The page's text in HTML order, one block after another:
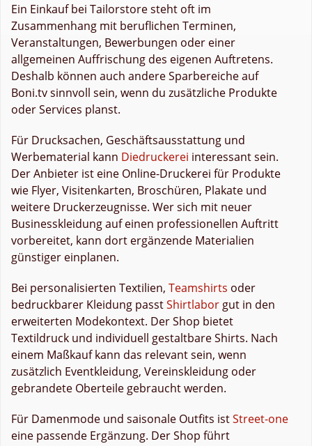
Ein Einkauf bei Tailorstore steht oft im
Zusammenhang mit beruflichen Terminen,
Veranstaltungen, Bewerbungen oder einer
allgemeinen Auffrischung des eigenen Auftretens.
Deshalb können auch andere Sparbereiche auf
Boni.tv sinnvoll sein, wenn du zusätzliche Produkte
oder Services planst.
Für Drucksachen, Geschäftsausstattung und
Werbematerial kann Diedruckerei interessant sein.
Der Anbieter ist eine Online-Druckerei für Produkte
wie Flyer, Visitenkarten, Broschüren, Plakate und
weitere Druckerzeugnisse. Wer sich mit neuer
Businesskleidung auf einen professionellen Auftritt
vorbereitet, kann dort ergänzende Materialien
günstiger einplanen.
Bei personalisierten Textilien, Teamshirts oder
bedruckbarer Kleidung passtShirtlabor gut in den
erweiterten Modekontext. Der Shop bietet
Textildruck und individuell gestaltbare Shirts. Nach
einem Maßkauf kann das relevant sein, wenn
zusätzlich Eventkleidung, Vereinskleidung oder
gebrandete Oberteile gebraucht werden.
Für Damenmode und saisonale Outfits istStreet-one
eine passende Ergänzung. Der Shop führt